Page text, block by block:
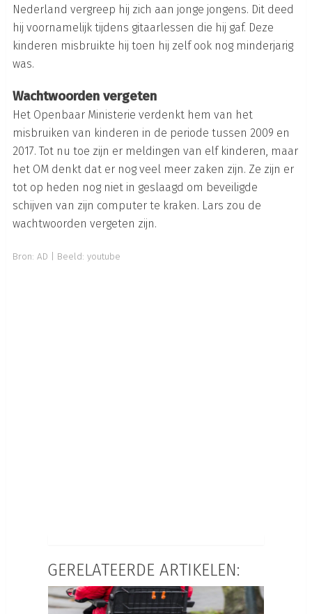
Nederland vergreep hij zich aan jonge jongens. Dit deed
hij voornamelijk tijdens gitaarlessen die hij gaf. Deze
kinderen misbruikte hij toen hij zelf ook nog minderjarig
was.
Wachtwoorden vergeten
Het Openbaar Ministerie verdenkt hem van het
misbruiken van kinderen in de periode tussen 2009 en
2017. Tot nu toe zijn er meldingen van elf kinderen, maar
het OM denkt dat er nog veel meer zaken zijn. Ze zijn er
tot op heden nog niet in geslaagd om beveiligde
schijven van zijn computer te kraken. Lars zou de
wachtwoorden vergeten zijn.
Bron: AD | Beeld: youtube
GERELATEERDE ARTIKELEN: